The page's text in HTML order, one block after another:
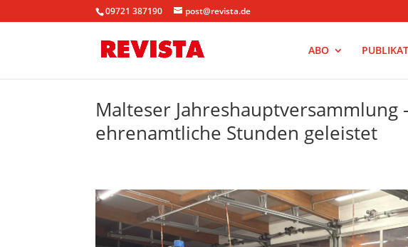
09721 387190 post@revista.de
ABO
Malteser Jahreshauptversammlung
ehrenamtliche Stunden geleistet